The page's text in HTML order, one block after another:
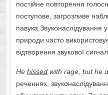
постійне повторення
поступове, загрозливе
павука.Звуконаслідування
природи часто
відтворення звукової
He hissed with rage, but he
реченнях,